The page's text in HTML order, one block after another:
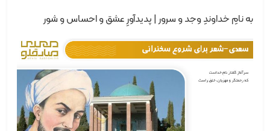
به نامِ خداوندِ وجد و سرور | پدیدآورِ عشق و احساس و شور